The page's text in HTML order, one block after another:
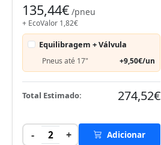
135,44€ /pneu
+ EcoValor 1,82€
Equilibragem + Válvula
Pneus até 17" +9,50€/un
Total Estimado: 274,52€
- 2 + Adicionar